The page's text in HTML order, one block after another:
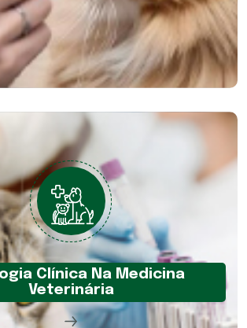
Clínica Na Medicina
Veterinária